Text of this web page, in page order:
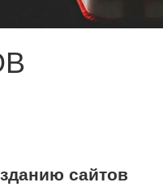
сайтов